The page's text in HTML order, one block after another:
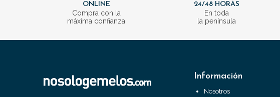
ONLINE
Compra con la
máxima confianza
24/48 HORAS
En toda
la península
Información
Nosotros